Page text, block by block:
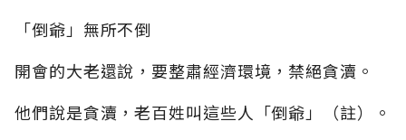
「倒爺」無所不倒
開會的大老還說，要整肅經濟環境，禁絕貪瀆。
他們說是貪瀆，老百姓叫這些人「倒爺」（註）。